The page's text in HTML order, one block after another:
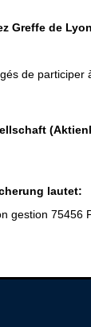
Greffe de
de
lautet:
gestion 75456